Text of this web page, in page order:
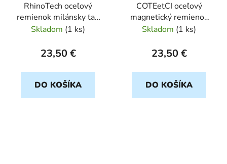
RhinoTech oceľový
remienok milánsky ťah
pre Apple Watch
ružovo-zlatý
Skladom (1 ks)
23,50 €
DO KOŠÍKA
COTEetCI oceľový
magnetický remienok
pre Apple Watch
Skladom (1 ks)
23,50 €
DO KOŠÍKA